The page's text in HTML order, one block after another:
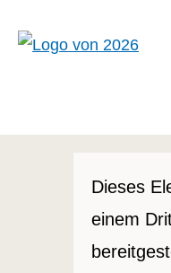
Dieses
einem